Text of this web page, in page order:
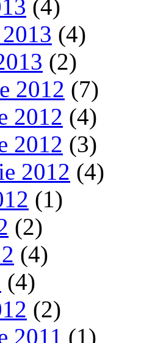
(4)
(4)
(2)
2012 (7)
2012 (4)
2012 (3)
2012 (4)
(1)
(2)
(4)
(4)
(2)
2011 (1)